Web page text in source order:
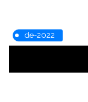
de-2022